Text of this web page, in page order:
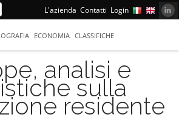
L'azienda Contatti Login
ECONOMIA CLASSIFICHE
analisi e
sulla
residente